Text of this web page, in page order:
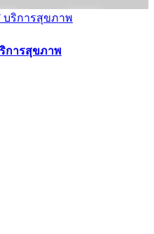
ริการสุขภาพ